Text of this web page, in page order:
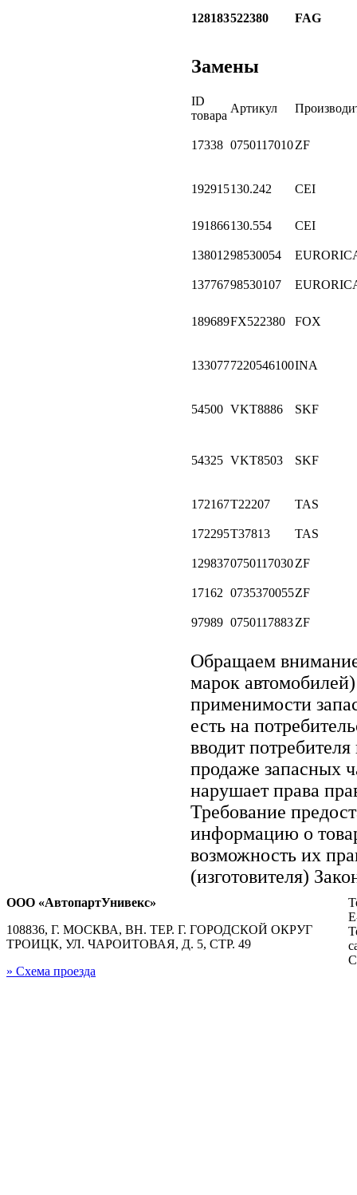
128183522380 FAG
Замены
ID
товара
Артикул
17338 0750117010ZF
192915130.242 CEI
191866130.554 CEI
13801298530054
13776798530107
189689FX522380 FOX
1330777220546100INA
54500 VKT8886 SKF
54325 VKT8503 SKF
172167T22207 TAS
172295T37813 TAS
1298370750117030ZF
17162 0735370055ZF
97989 0750117883ZF
Обращаем
марок
применимости
есть на
вводит
продаже запасных
нарушает права
Требование
информацию о
возможность их
(изготовителя)
ООО «АвтопартУнивекс»
108836, Г. МОСКВА, ВН. ТЕР. Г. ГОРОДСКОЙ ОКРУГ
ТРОИЦК, УЛ. ЧАРОИТОВАЯ, Д. 5, СТР. 49
» Схема проезда